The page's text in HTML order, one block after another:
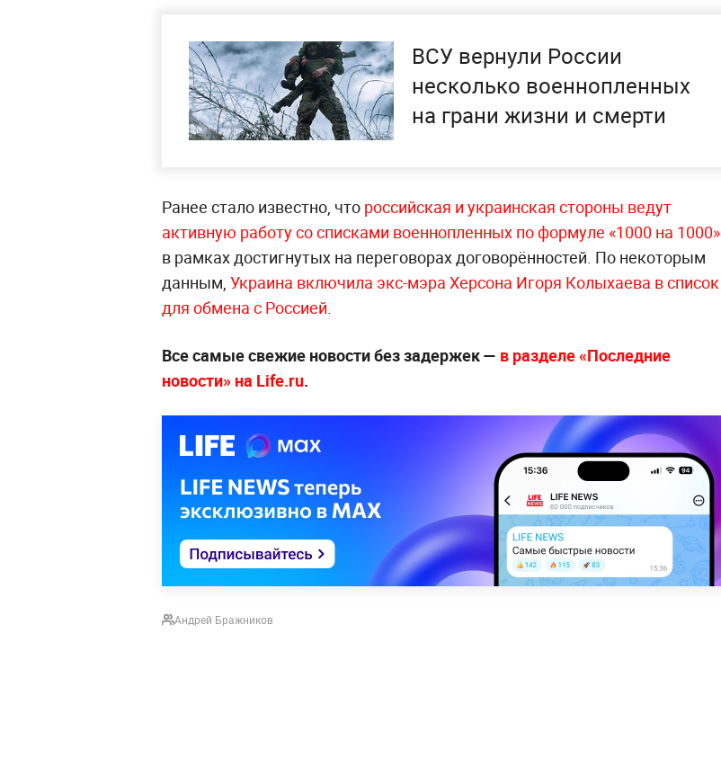
ВСУ вернули России
несколько военнопленных
на грани жизни и смерти
Ранее стало известно, что российская и украинская стороны ведут
активную работу со списками военнопленных по формуле «1000 на 1000»
в рамках достигнутых на переговорах договорённостей. По некоторым
данным, Украина включила экс-мэра Херсона Игоря Колыхаева в список
для обмена с Россией
Все самые свежие новости без задержек — в разделе «Последние
новости» на Life.ru.
Андрей Бражников